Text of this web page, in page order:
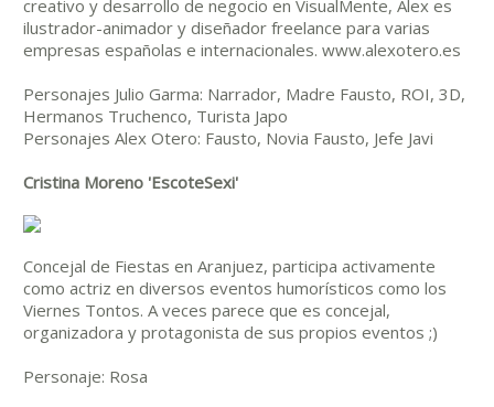
creativo y desarrollo de negocio en VisualMente, Alex es
ilustrador-animador y diseñador freelance para varias
empresas españolas e internacionales. www.alexotero.es
Personajes Julio Garma: Narrador, Madre Fausto, ROI, 3D,
Hermanos Truchenco, Turista Japo
Personajes Alex Otero: Fausto, Novia Fausto, Jefe Javi
Cristina Moreno 'EscoteSexi'
Concejal de Fiestas en Aranjuez, participa activamente
como actriz en diversos eventos humorísticos como los
Viernes Tontos. A veces parece que es concejal,
organizadora y protagonista de sus propios eventos ;)
Personaje: Rosa